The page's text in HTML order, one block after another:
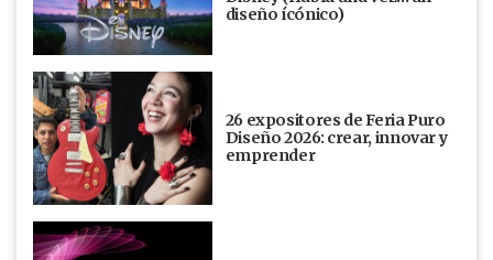
diseño ícónico)
26 expositores de Feria Puro
Diseño 2026: crear, innovar y
emprender